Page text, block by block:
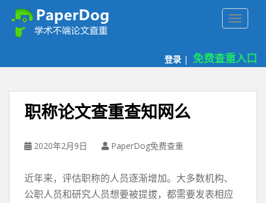
登录 | 免费查重入口
职称论文查重查知网么
2020年2月9日 PaperDog免费查重
近年来，评估职称的人员逐渐增加。大多数机构、
公职人员和研究人员想要被提拔，都需要发表相应